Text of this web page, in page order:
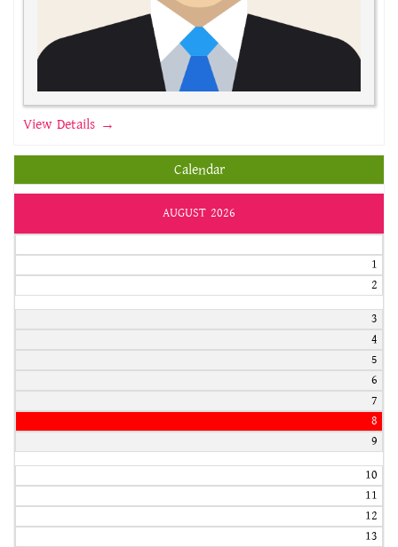
View Details →
Calendar
AUGUST 2026
1
2
3
4
5
6
7
8
9
10
11
12
13